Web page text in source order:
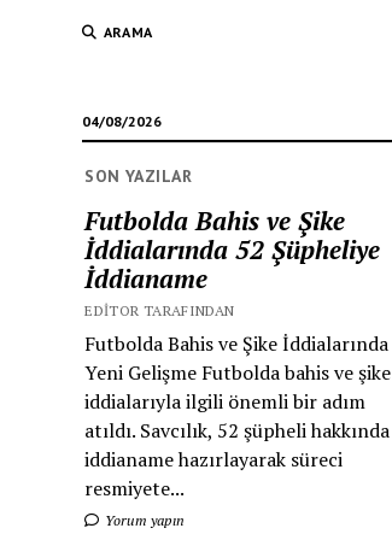
ARAMA
04/08/2026
SON YAZILAR
Futbolda Bahis ve Şike
İddialarında 52 Şüpheliye
İddianame
EDITOR TARAFINDAN
Futbolda Bahis ve Şike İddialarında
Yeni Gelişme Futbolda bahis ve şike
iddialarıyla ilgili önemli bir adım
atıldı. Savcılık, 52 şüpheli hakkında
iddianame hazırlayarak süreci
resmiyete...
Yorum yapın